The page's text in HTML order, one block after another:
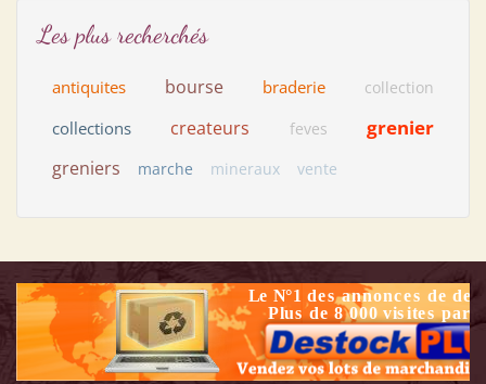
Les plus recherchés
antiquites bourse braderie collection
collections createurs feves grenier
greniers marche mineraux vente